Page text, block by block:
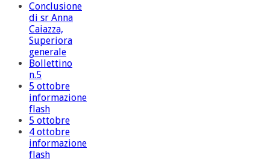
Conclusione
di sr Anna
Caiazza,
Superiora
generale
Bollettino
n.5
5 ottobre
informazione
flash
5 ottobre
4 ottobre
informazione
flash